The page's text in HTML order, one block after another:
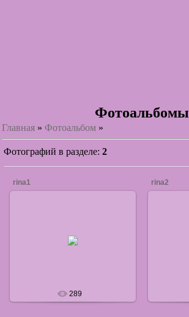
Фотоальбомы
Главная » Фотоальбом »
Фотографий в разделе: 2
rina1
289
rina2